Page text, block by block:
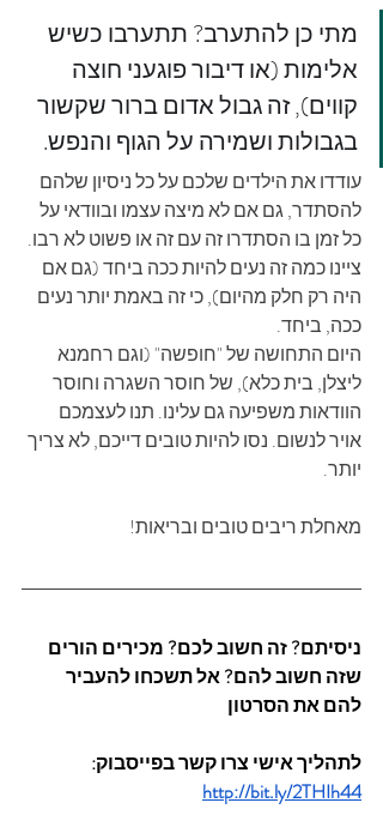
מתי כן להתערב? תתערבו כשיש
אלימות (או דיבור פוגעני חוצה
קווים), זה גבול אדום ברור שקשור
בגבולות ושמירה על הגוף והנפש.
עודדו את הילדים שלכם על כל ניסיון שלהם
להסתדר, גם אם לא מיצה עצמו ובוודאי על
כל זמן בו הסתדרו זה עם זה או פשוט לא רבו.
ציינו כמה זה נעים להיות ככה ביחד (גם אם
היה רק חלק מהיום), כי זה באמת יותר נעים
ככה, ביחד.
היום התחושה של "חופשה" (וגם רחמנא
ליצלן, בית כלא), של חוסר השגרה וחוסר
הוודאות משפיעה גם עלינו. תנו לעצמכם
אויר לנשום. נסו להיות טובים דייכם, לא צריך
יותר.
מאחלת ריבים טובים ובריאות!
ניסיתם? זה חשוב לכם? מכירים הורים
שזה חשוב להם? אל תשכחו להעביר
להם את הסרטון
לתהליך אישי צרו קשר בפייסבוק:
http://bit.ly/2THIh44